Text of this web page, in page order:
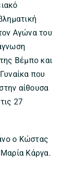
Αγώνα του
Βέμπο και
που
αίθουσα
27
ο Κώστας
Κάργα.